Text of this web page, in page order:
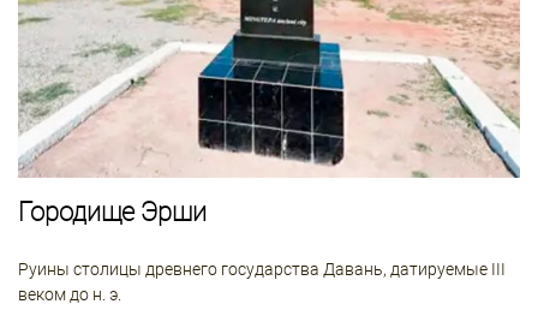
Городище Эрши
Руины столицы древнего государства Давань, датируемые III
веком до н. э.